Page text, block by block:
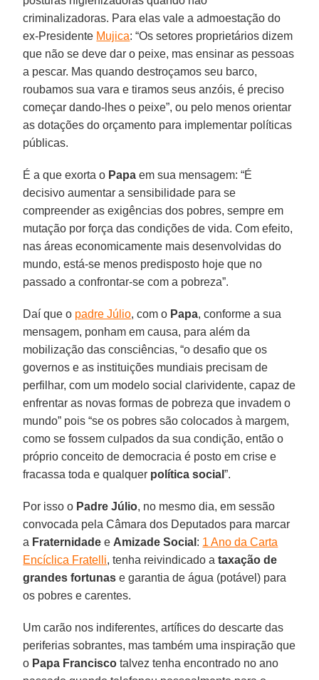
criminalizadoras. Para elas vale a admoestação do
ex-Presidente Mujica: “Os setores proprietários dizem
que não se deve dar o peixe, mas ensinar as pessoas
a pescar. Mas quando destroçamos seu barco,
roubamos sua vara e tiramos seus anzóis, é preciso
começar dando-lhes o peixe”, ou pelo menos orientar
as dotações do orçamento para implementar políticas
públicas.
É a que exorta o Papa em sua mensagem: “É
decisivo aumentar a sensibilidade para se
compreender as exigências dos pobres, sempre em
mutação por força das condições de vida. Com efeito,
nas áreas economicamente mais desenvolvidas do
mundo, está-se menos predisposto hoje que no
passado a confrontar-se com a pobreza”.
Daí que o padre Júlio, com o Papa, conforme a sua
mensagem, ponham em causa, para além da
mobilização das consciências, “o desafio que os
governos e as instituições mundiais precisam de
perfilhar, com um modelo social clarividente, capaz de
enfrentar as novas formas de pobreza que invadem o
mundo” pois “se os pobres são colocados à margem,
como se fossem culpados da sua condição, então o
próprio conceito de democracia é posto em crise e
fracassa toda e qualquer política social”.
Por isso o Padre Júlio, no mesmo dia, em sessão
convocada pela Câmara dos Deputados para marcar
a Fraternidade e Amizade Social : 1 Ano da Carta
Encíclica Fratelli, tenha reivindicado ataxação de
grandes fortunas e garantia de água (potável) para
os pobres e carentes.
Um carão nos indiferentes, artífices do descarte das
periferias sobrantes, mas também uma inspiração que
o Papa Francisco talvez tenha encontrado no ano